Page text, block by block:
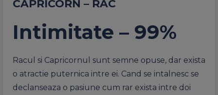
CAPRICORN – RAC
Intimitate – 99%
Racul si Capricornul sunt semne opuse, dar exista
o atractie puternica intre ei. Cand se intalnesc se
declanseaza o pasiune cum rar exista intre doi